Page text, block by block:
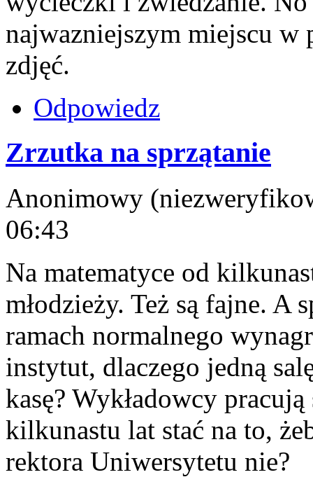
najwazniejszym miejscu w
zdjęć.
Odpowiedz
Zrzutka na sprzątanie
Anonimowy
06:43
Na matematyce od
młodzieży. Też są fajne. A
ramach normalnego
instytut, dlaczego jedną
kasę? Wykładowcy
kilkunastu lat stać na to,
rektora Uniwersytetu nie?